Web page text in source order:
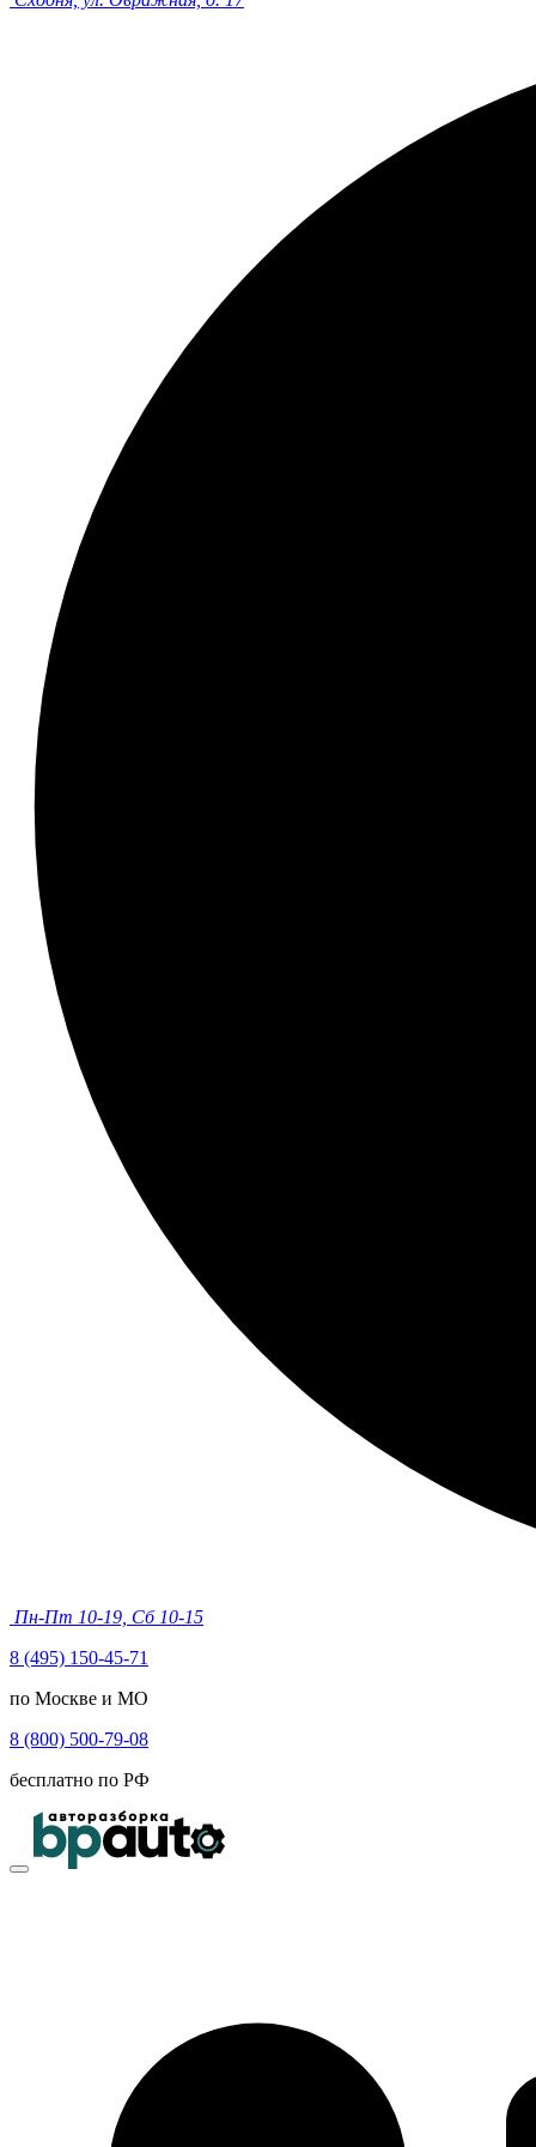
Пн-Пт 10-19, Сб 10-15
8 (495) 150-45-71
по Москве и МО
8 (800) 500-79-08
бесплатно по РФ